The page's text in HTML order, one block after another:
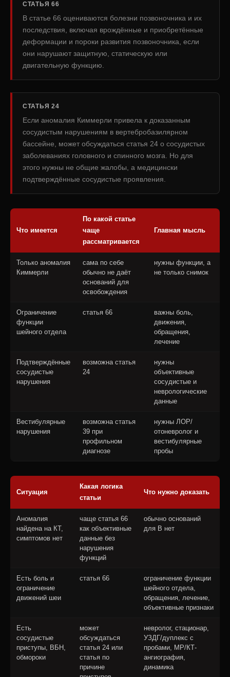
СТАТЬЯ 66
В статье 66 оцениваются болезни позвоночника и их
последствия, включая врождённые и приобретённые
деформации и пороки развития позвоночника, если
они нарушают защитную, статическую или
двигательную функцию.
СТАТЬЯ 24
Если аномалия Киммерли привела к доказанным
сосудистым нарушениям в вертебробазилярном
бассейне, может обсуждаться статья 24 о сосудистых
заболеваниях головного и спинного мозга. Но для
этого нужны не общие жалобы, а медицински
подтверждённые сосудистые проявления.
Что имеется
По какой статье
чаще
рассматривается
Главная мысль
Только аномалия
Киммерли
сама по себе
обычно не даёт
оснований для
освобождения
нужны функции, а
не только снимок
Ограничение
функции
шейного отдела
статья 66
важны боль,
движения,
обращения,
лечение
Подтверждённые
сосудистые
нарушения
возможна статья
24
нужны
объективные
сосудистые и
неврологические
данные
Вестибулярные
нарушения
возможна статья
39 при
профильном
диагнозе
нужны ЛОР/
отоневролог и
вестибулярные
пробы
Ситуация
Какая логика
статьи
Что нужно доказать
Аномалия
найдена на КТ,
симптомов нет
чаще статья 66
как объективные
данные без
нарушения
функций
обычно оснований
для В нет
Есть боль и
ограничение
движений шеи
статья 66
ограничение функции
шейного отдела,
обращения, лечение,
объективные признаки
Есть
сосудистые
приступы, ВБН,
обмороки
может
обсуждаться
статья 24 или
статья по
причине
невролог, стационар,
УЗДГ/дуплекс с
пробами, МР/КТ-
ангиография,
динамика